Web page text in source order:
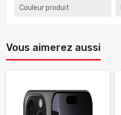
Couleur produit
Vous aimerez aussi